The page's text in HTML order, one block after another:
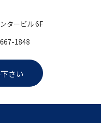
タービル 6F
1848
さい